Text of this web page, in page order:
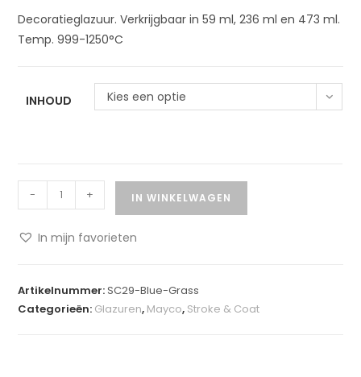
Decoratieglazuur. Verkrijgbaar in 59 ml, 236 ml en 473 ml.
Temp. 999-1250°C
INHOUD Kies een optie
- + IN WINKELWAGEN
In mijn favorieten
t
e
Artikelnummer:SC29-Blue-Grass
Categorieën: Glazuren, Mayco, Stroke & Coat